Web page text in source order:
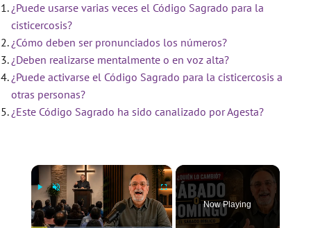
¿Puede usarse varias veces el Código Sagrado para la
cisticercosis?
¿Cómo deben ser pronunciados los números?
¿Deben realizarse mentalmente o en voz alta?
¿Puede activarse el Código Sagrado para la cisticercosis a
otras personas?
¿Este Código Sagrado ha sido canalizado por Agesta?
×
Now Playing